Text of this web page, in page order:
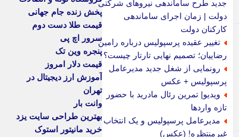
جدید طرح ساماندهی نیروهای شرکتی
دولت | زمان اجرای ساماندهی
کارکنان دولت
تغییر عقیده پرسپولیس درباره رامین
رضاییان؛ تصمیم نهایی تارتار چیست؟
رونمایی از شغل جدید مدیرعامل
پرسپولیس + عکس
ویدیو| تمرین رئال مادرید با حضور
تازه واردها
مدیرعامل پرسپولیس و یک انتخاب
غیرمنتظره! (عکس)
پخش زنده جام جهانی
قیمت طلا دست دوم
سرور اچ پی
پنجره وین تک
قیمت دلار امروز
آموزش ارز دیجیتال در
تهران
وانت بار
بهترین طراحی سایت یزد
خرید مانیتور استوک